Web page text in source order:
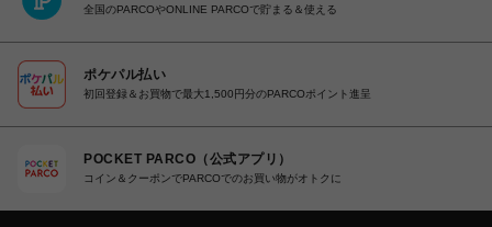
全国のPARCOやONLINE PARCOで貯まる＆使える
ポケパル払い
初回登録＆お買物で最大1,500円分のPARCOポイント進呈
POCKET PARCO（公式アプリ）
コイン＆クーポンでPARCOでのお買い物がオトクに